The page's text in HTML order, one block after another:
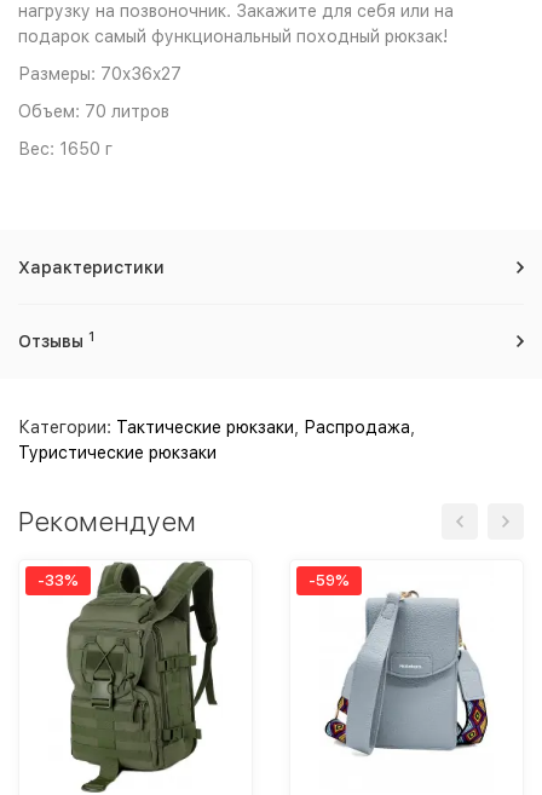
нагрузку на позвоночник. Закажите для себя или на
подарок самый функциональный походный рюкзак!
Размеры: 70x36x27
Объем: 70 литров
Вес: 1650 г
Характеристики
Отзывы 1
Категории: Тактические рюкзаки Распродажа
Туристические рюкзаки
Рекомендуем
-33% -59%